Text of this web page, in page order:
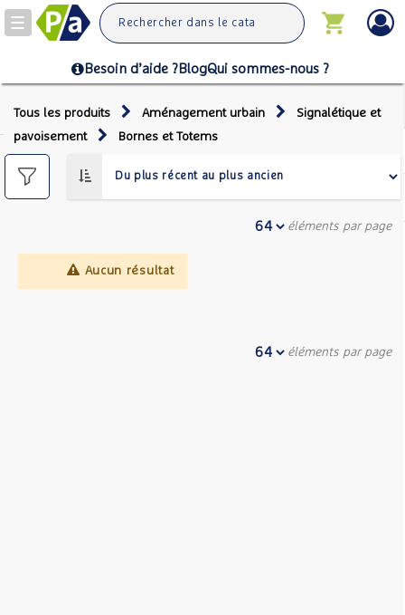
Toggle
navigation
Besoin d’aide ?BlogQui sommes-nous ?
Tous les produits Aménagement urbain
Signalétique et
pavoisement
Bornes et Totems
éléments par page
Aucun résultat
éléments par page